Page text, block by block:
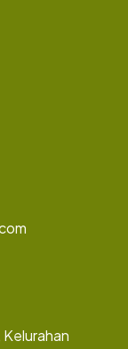
Kelurahan